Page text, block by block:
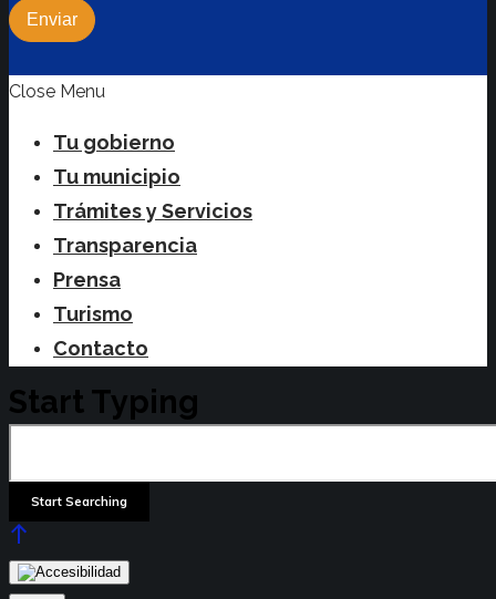
Enviar
Close Menu
Tu gobierno
Tu municipio
Trámites y Servicios
Transparencia
Prensa
Turismo
Contacto
Start Typing